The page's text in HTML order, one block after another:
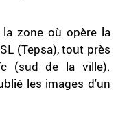
zone où opère la
(Tepsa), tout près
(sud de la ville).
les images d'un